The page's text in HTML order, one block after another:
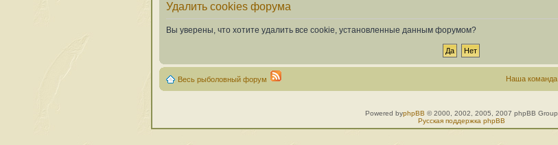
Удалить cookies форума
Вы уверены, что хотите удалить все cookie, установленные данным форумом?
Весь рыболовный форум Наша команда
Powered byphpBB © 2000, 2002, 2005, 2007 phpBB Group
Русская поддержка phpBB